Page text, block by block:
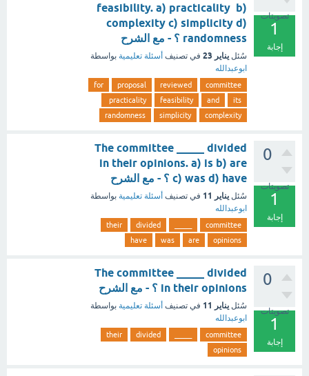
تصويتات
1
إجابة
feasibility. a) practicality b)
complexity c) simplicity d)
randomness ؟ - مع الشرح
سُئل يناير 23 في تصنيف أسئلة تعليمية بواسطة
ابوعبدالله
committee
reviewed
proposal
for
its
and
feasibility
practicality
complexity
simplicity
randomness
0
تصويتات
1
إجابة
The committee _____ divided
in their opinions. a) is b) are
c) was d) have ؟ - مع الشرح
سُئل يناير 11 في تصنيف أسئلة تعليمية بواسطة
ابوعبدالله
committee
divided
their
opinions
are
was
have
0
تصويتات
1
إجابة
The committee _____ divided
in their opinions ؟ - مع الشرح
سُئل يناير 11 في تصنيف أسئلة تعليمية بواسطة
ابوعبدالله
committee
divided
their
opinions